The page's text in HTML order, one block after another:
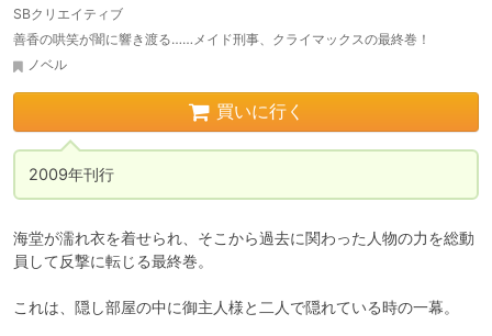
SBクリエイティブ
善香の哄笑が闇に響き渡る……メイド刑事、クライマックスの最終巻！
ノベル
買いに行く
2009年刊行
海堂が濡れ衣を着せられ、そこから過去に関わった人物の力を総動
員して反撃に転じる最終巻。
これは、隠し部屋の中に御主人様と二人で隠れている時の一幕。